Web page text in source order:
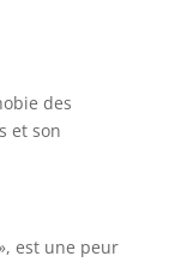
des
et son
est une peur